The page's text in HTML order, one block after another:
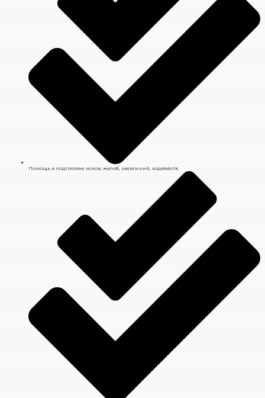
Помощь в подготовке исков, жалоб, заявлений, ходатайств